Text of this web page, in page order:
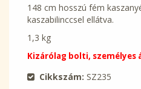
148 cm hosszú fém
kaszabilinccsel ellátva.
1,3 kg
Kizárólag bolti, személyes
Cikkszám: SZ235